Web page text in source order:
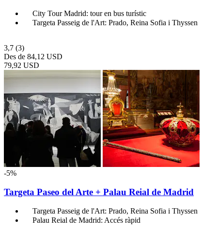
City Tour Madrid: tour en bus turístic
Targeta Passeig de l'Art: Prado, Reina Sofia i Thyssen
3,7 (3)
Des de 84,12 USD
79,92 USD
-5%
Targeta Paseo del Arte + Palau Reial de Madrid
Targeta Passeig de l'Art: Prado, Reina Sofia i Thyssen
Palau Reial de Madrid: Accés ràpid